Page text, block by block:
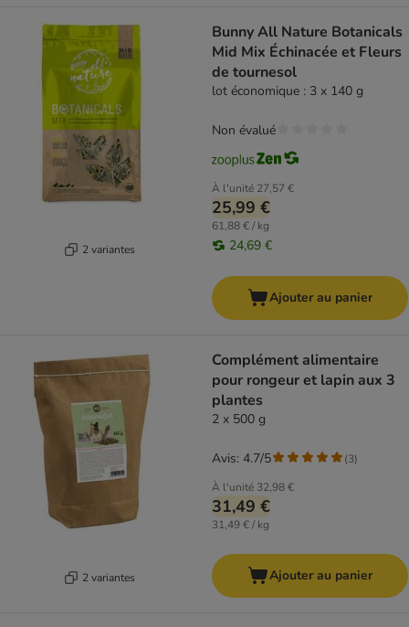
2 variantes
Bunny All Nature Botanicals
Mid Mix Échinacée et Fleurs
de tournesol
lot économique : 3 x 140 g
À l'unité 27,57 €
25,99 €
61,88 € / kg
24,69 €
Non évalué
Ajouter au panier
2 variantes
Complément alimentaire
pour rongeur et lapin aux 3
plantes
2 x 500 g
À l'unité 32,98 €
31,49 €
31,49 € / kg
Avis: 4.7/5 (3)
Ajouter au panier